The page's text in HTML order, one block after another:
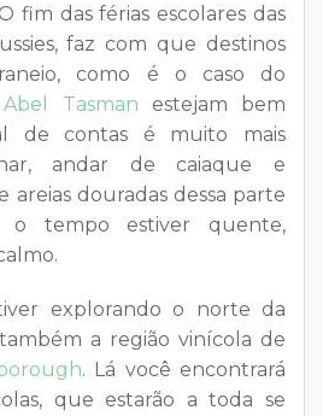
fim das férias escolares das
faz com que destinos
como é o caso do
Tasman estejam bem
de contas é muito mais
andar de caiaque e
areias douradas dessa parte
o tempo estiver quente,
explorando o norte da
a região vinícola de
. Lá você encontrará
que estarão a toda se